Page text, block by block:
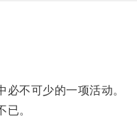
不可少的一项活动。
。